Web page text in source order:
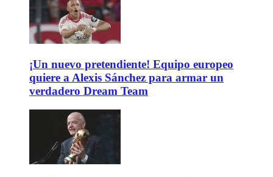
¡Un nuevo pretendiente! Equipo europeo
quiere a Alexis Sánchez para armar un
verdadero Dream Team